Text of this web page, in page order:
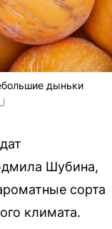
дыньки
Шубина,
сорта
климата.